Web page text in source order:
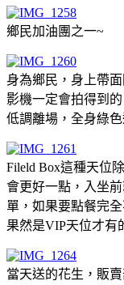
鄉民加油團之一~
身為鄉民，身上帶
影機一定會拍得到
低調離場，全身綠
Fileld Box這種天位
會更好一點，入坐
單，如果要點餐完
果然是VIP天位才有
當天送的花生，販